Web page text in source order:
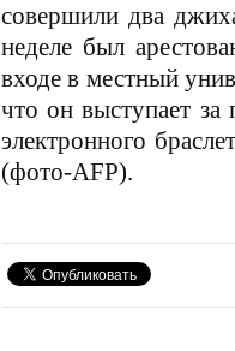
совершили два
неделе был
входе в местный
что он выступает за
электронного
(фото-AFP).